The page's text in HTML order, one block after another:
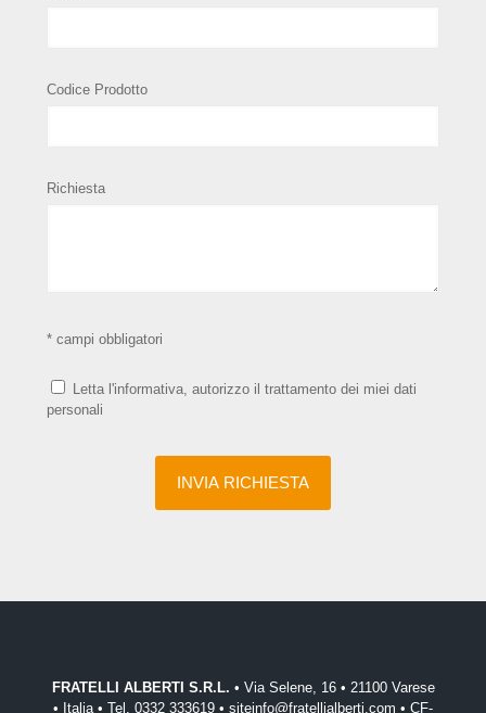
Codice Prodotto
Richiesta
* campi obbligatori
Letta l'informativa, autorizzo il trattamento dei miei dati
personali
FRATELLI ALBERTI S.R.L. • Via Selene, 16 • 21100 Varese
• Italia • Tel. 0332 333619 • siteinfo@fratellialberti.com • CF-